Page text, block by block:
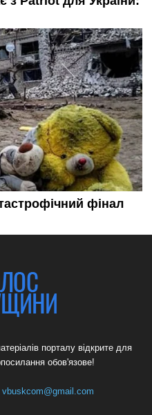
порталу відкрите для
обов'язове!
vbuskcom@gmail.com